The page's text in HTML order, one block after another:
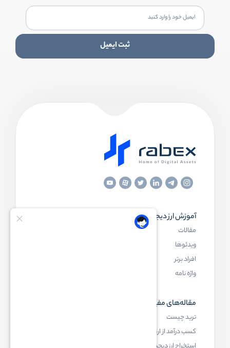
ثبت ایمیل
آموزش ارز دیجیتال
مقالات
ویدئوها
افراد برتر
واژه نامه
مقاله‌های مفید
ترید چیست
کسب درآمد از ارز دیجیتال